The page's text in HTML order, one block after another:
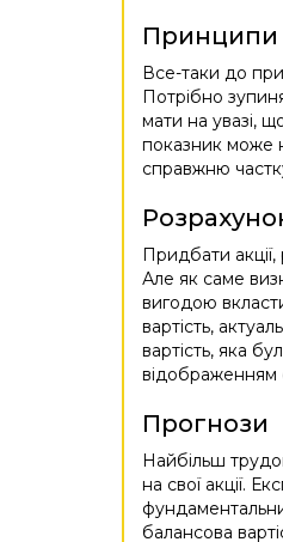
Принципи
Все-таки до
Потрібно
мати на увазі,
показник може
справжню
Придбати
Але як саме
вигодою
вартість,
вартість, яка
відображенням
Прогнози
Найбільш
на свої акції.
балансова